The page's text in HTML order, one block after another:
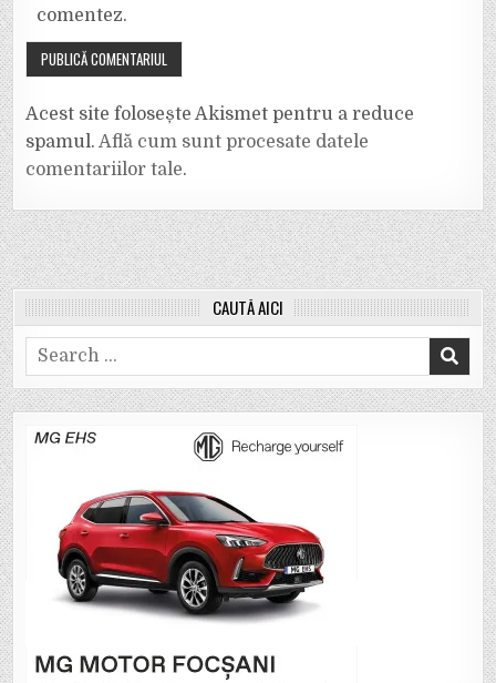
comentez.
Acest site folosește Akismet pentru a reduce
spamul.Află cum sunt procesate datele
comentariilor tale.
CAUTĂ AICI
Search
for: